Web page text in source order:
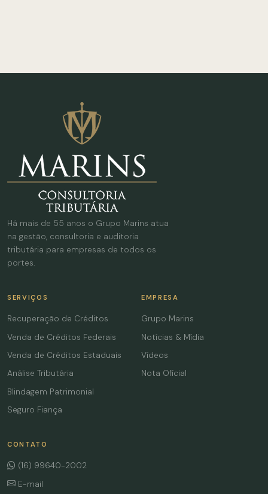
Há mais de 55 anos o Grupo Marins atua
na gestão, consultoria e auditoria
tributária para empresas de todos os
portes.
SERVIÇOS
Recuperação de Créditos
Venda de Créditos Federais
Venda de Créditos Estaduais
Análise Tributária
Blindagem Patrimonial
Seguro Fiança
EMPRESA
Grupo Marins
Notícias & Mídia
Vídeos
Nota Oficial
CONTATO
(16) 99640-2002
E-mail